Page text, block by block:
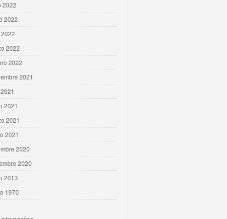
2022
2022
2022
2022
2021
2021
2021
2021
2020
2020
2013
1970